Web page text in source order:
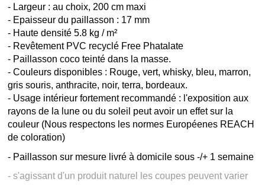
- Largeur : au choix, 200 cm maxi
- Epaisseur du paillasson : 17 mm
- Haute densité 5.8 kg / m²
- Revêtement PVC recyclé Free Phatalate
- Paillasson coco teinté dans la masse.
- Couleurs disponibles : Rouge, vert, whisky, bleu, marron,
gris souris, anthracite, noir, terra, bordeaux.
- Usage intérieur fortement recommandé : l'exposition aux
rayons de la lune ou du soleil peut avoir un effet sur la
couleur (Nous respectons les normes Européenes REACH
de coloration)
- Paillasson sur mesure livré à domicile sous -/+ 1 semaine
- s'agissant d'un produit naturel les coupes peuvent varier